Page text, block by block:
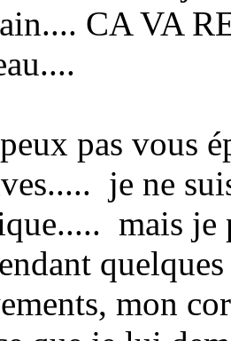
CA VA
pas vous
je ne
mais je
mon